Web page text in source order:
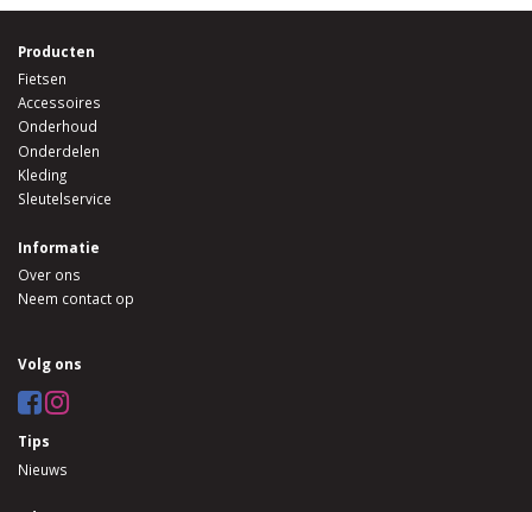
Producten
Fietsen
Accessoires
Onderhoud
Onderdelen
Kleding
Sleutelservice
Informatie
Over ons
Neem contact op
Volg ons
Tips
Nieuws